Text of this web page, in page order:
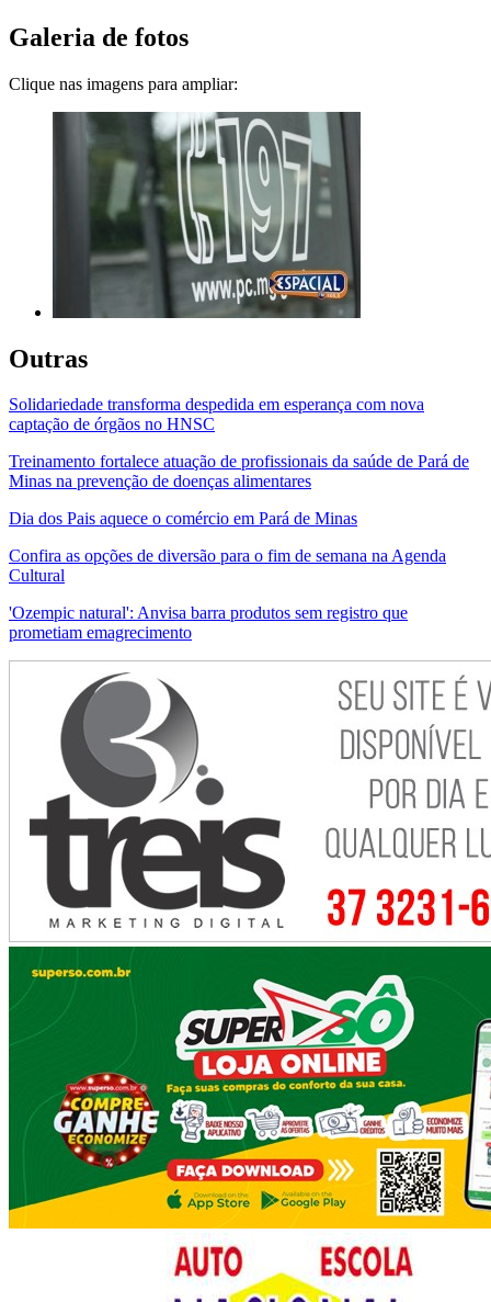
Galeria de fotos
Clique nas imagens para ampliar:
Outras
Solidariedade transforma despedida em esperança com nova
captação de órgãos no HNSC
Treinamento fortalece atuação de profissionais da saúde de Pará de
Minas na prevenção de doenças alimentares
Dia dos Pais aquece o comércio em Pará de Minas
Confira as opções de diversão para o fim de semana na Agenda
Cultural
'Ozempic natural': Anvisa barra produtos sem registro que
prometiam emagrecimento